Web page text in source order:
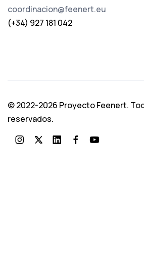
coordinacion@feenert.eu
(+34) 927 181 042
© 2022-2026 Proyecto Feenert.
reservados.